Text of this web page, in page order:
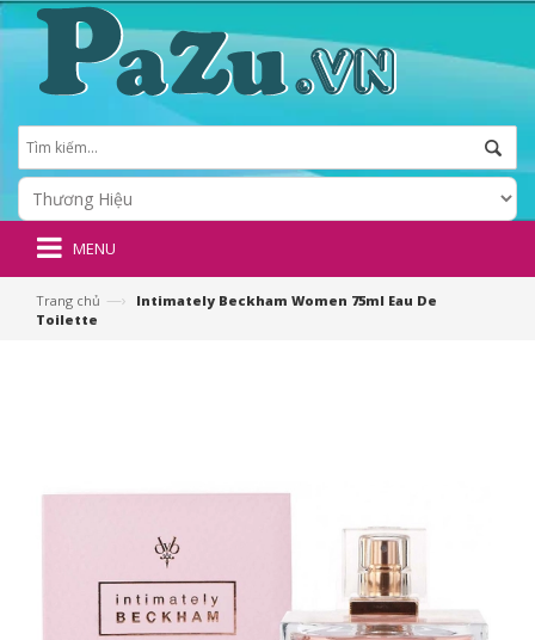
MENU
Trang chủ —›
Intimately Beckham Women 75ml Eau De
Toilette